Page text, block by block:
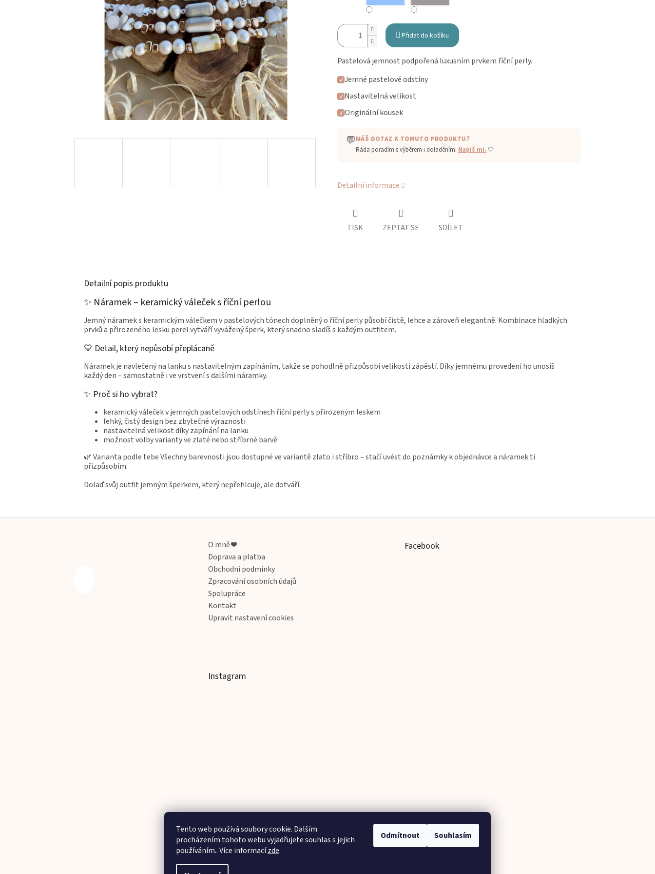
Tento web používá soubory cookie. Dalším
procházením tohoto webu vyjadřujete souhlas s jejich
používáním.. Více informacízde.
Odmítnout Souhlasím
Přidat do košíku
Pastelová jemnost podpořená luxusním prvkem říční perly.
✓ Jemné pastelové odstíny
✓ Nastavitelná velikost
✓ Originální kousek
💬MÁŠ DOTAZ K TOMUTO PRODUKTU?
Ráda poradím s výběrem i doladěním. Napiš mi. 🤍
Detailní informace
TISK ZEPTAT SE SDÍLET
Detailní popis produktu
✨ Náramek – keramický váleček s říční perlou
Jemný náramek s keramickým válečkem v pastelových tónech doplněný o říční perly působí čistě, lehce a zároveň elegantně. Kombinace hladkých
prvků a přirozeného lesku perel vytváří vyvážený šperk, který snadno sladíš s každým outfitem.
💛 Detail, který nepůsobí přeplácaně
Náramek je navlečený na lanku s nastavitelným zapínáním, takže se pohodlně přizpůsobí velikosti zápěstí. Díky jemnému provedení ho unosíš
každý den – samostatně i ve vrstvení s dalšími náramky.
✨ Proč si ho vybrat?
keramický váleček v jemných pastelových odstínech říční perly s přirozeným leskem
lehký, čistý design bez zbytečné výraznosti
nastavitelná velikost díky zapínání na lanku
možnost volby varianty ve zlaté nebo stříbrné barvě
🌿 Varianta podle tebe Všechny barevnosti jsou dostupné ve variantě zlato i stříbro – stačí uvést do poznámky k objednávce a náramek ti
přizpůsobím.
Dolaď svůj outfit jemným šperkem, který nepřehlcuje, ale dotváří.
Z
O mně ❤️
Doprava a platba
Obchodní podmínky
Zpracování osobních údajů
Spolupráce
Kontakt
Upravit nastavení cookies
Facebook
Instagram
Sledovat na Instagramu